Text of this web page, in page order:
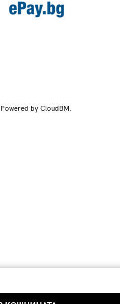
by CloudBM.